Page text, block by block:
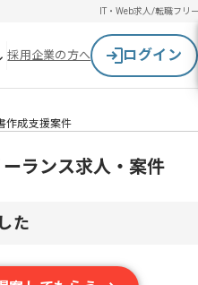
IT・Web求人/転職フリ
採用企業の方へ ログイン
作成支援案件
ランス求人・案件
た